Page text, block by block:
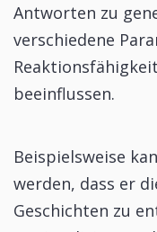
Antworten zu
verschiedene
beeinflussen.
Beispielsweise
werden, dass er
Geschichten zu